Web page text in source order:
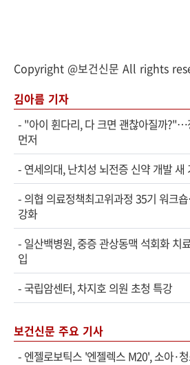
Copyright @보건신문 All rights
김아름 기자
- "아이 휜다리, 다 크면 괜찮아질까?"…
먼저
- 연세의대, 난치성 뇌전증 신약 개발 새
- 의협 의료정책최고위과정 35기 워크
강화
- 일산백병원, 중증 관상동맥 석회화 치
입
-국립암센터, 차지호 의원 초청 특강
보건신문 주요 기사
- 엔젤로보틱스 '엔젤렉스 M20', 소아·청소년 뇌